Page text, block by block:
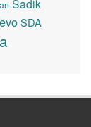
Sadik
SDA